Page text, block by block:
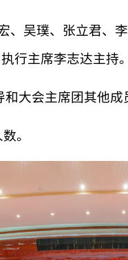
、吴璞、张立君、
行主席李志达主持。
大会主席团其他成
。